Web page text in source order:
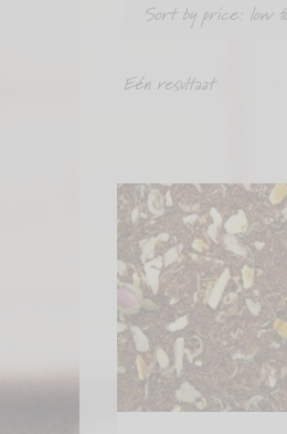
Sort by price: low
Eén resultaat